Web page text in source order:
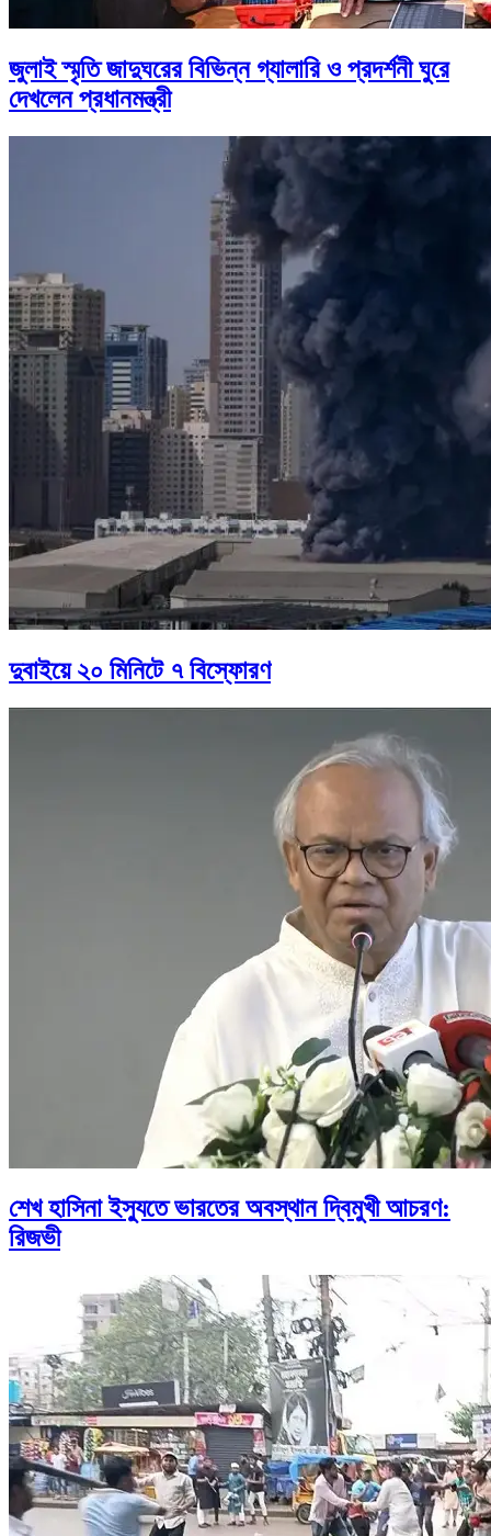
জুলাই স্মৃতি জাদুঘরের বিভিন্ন গ্যালারি ও প্রদর্শনী ঘুরে
দেখলেন প্রধানমন্ত্রী
দুবাইয়ে ২০ মিনিটে ৭ বিস্ফোরণ
শেখ হাসিনা ইস্যুতে ভারতের অবস্থান দ্বিমুখী আচরণ:
রিজভী